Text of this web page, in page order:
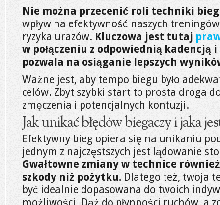
Nie można przecenić roli techniki
wpływ na efektywność naszych
ryzyka urazów. Kluczowa jest tutaj
w połączeniu z odpowiednią kadencją
pozwala na osiąganie lepszych
Ważne jest, aby tempo biegu było
celów. Zbyt szybki start to prosta droga
zmęczenia i potencjalnych kontuzji.
Jak unikać błędów biegaczy i jaka
Efektywny bieg opiera się na unikaniu
jednym z najczęstszych jest lądowanie
Gwałtowne zmiany w technice
szkody niż pożytku. Dlatego też, twoja
być idealnie dopasowana do twoich
możliwości. Dąż do płynności ruchów, a